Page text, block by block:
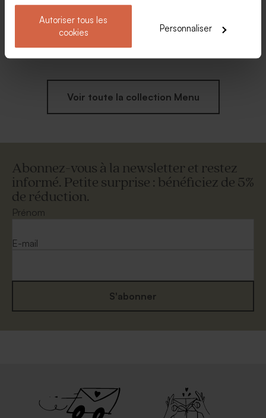
Autoriser tous les
cookies
Personnaliser
grand Oui
Voir toute la collection Menu
Abonnez-vous à la newsletter et restez
informé. Petite surprise : bénéficiez de 5%
de réduction.
Prénom
E-mail
S'abonner